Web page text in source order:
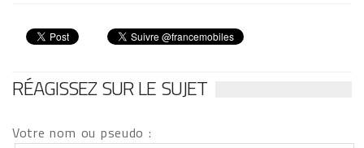
RÉAGISSEZ SUR LE SUJET
Votre nom ou pseudo :